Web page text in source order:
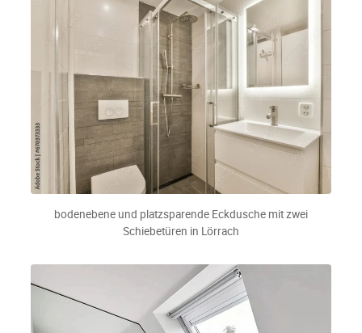
bodenebene und platzsparende Eckdusche mit zwei
Schiebetüren in Lörrach